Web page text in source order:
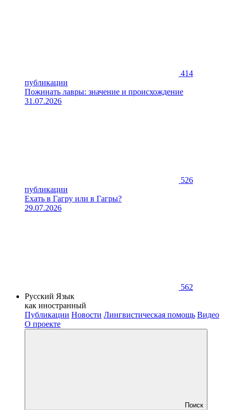
414
публикации
Пожинать лавры: значение и происхождение
31.07.2026
526
публикации
Ехать в Гагру или в Гагры?
29.07.2026
562
Русский Язык
как иностранный
Публикации Новости Лингвистическая помощь Видео
О проекте
Поиск